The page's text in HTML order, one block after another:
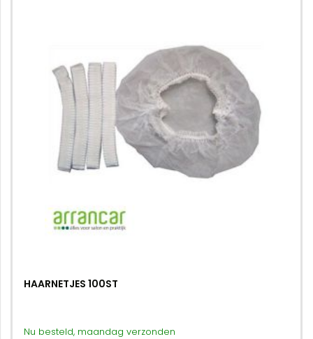
HAARNETJES 100ST
Nu besteld, maandag verzonden